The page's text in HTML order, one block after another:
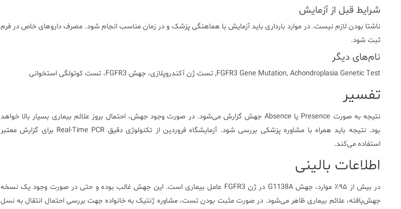
شرایط قبل از آزمایش
ناشتا بودنلازم نیست.در موارد بارداری باید آزمایش با هماهنگیپزشک و در زمانمناسبانجامشود. مصرفداروهایخاصدرفرم
ثبتشود.
نام‌های دیگر
FGFR3 Gene Mutation, Achondroplasia Genetic Test, تست ژن آکندروپلازی، جهش FGFR3، تست کوتولگی استخوانی
تفسیر
نتیجه بهصورت Presence یا Absence جهش گزارشمی‌شود.در صورت وجودجهش،احتمال بروزعلائم بیماری بسیار بالاخواهد
بود. نتیجه باید همراه با مشاورهپزشکی بررسیشود. آزمایشگاه فروردیناز تکنولوژیدقیق Real-Time PCR برای گزارشمعتبر
استفاده می‌کند.
اطلاعات بالینی
در بیشاز ۹۵٪ موارد،جهشG1138A در ژن FGFR3 عامل بیماریاست.این جهش غالب بودهو حتیدرصورت وجود یک نسخه
جهش‌یافته،علائم بیماری ظاهرمی‌شود. در صورتمثبت بودنتست،مشاوره ژنتیک بهخانواده جهت بررسیاحتمال انتقال به نسل